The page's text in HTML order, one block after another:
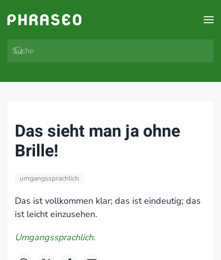
Zum Hauptinhalt springen
Das sieht man ja ohne
Brille!
umgangssprachlich
Das ist vollkommen klar; das ist eindeutig; das
ist leicht einzusehen.
Umgangssprachlich.